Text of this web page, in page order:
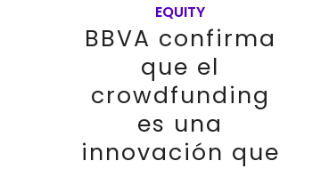
EQUITY
BBVA confirma
que el
crowdfunding
es una
innovación que